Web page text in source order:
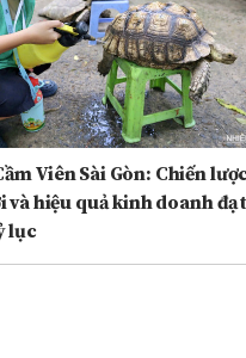
Viên Sài Gòn: Chiến lược
và hiệu quả kinh doanh đạt
lục